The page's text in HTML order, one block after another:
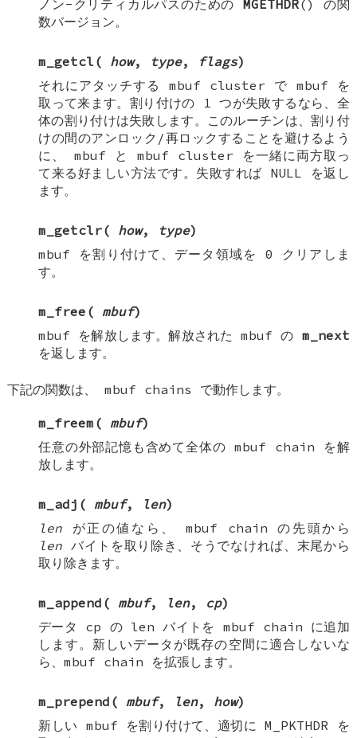
ノン-クリティカルパスのための MGETHDR() の関
数バージョン。
m_getcl ( how, type, flags)
それにアタッチする mbuf cluster で mbuf を
取って来ます。割り付けの 1 つが失敗するなら、全
体の割り付けは失敗します。このルーチンは、割り付
けの間のアンロック/再ロックすることを避けるよう
に、mbuf とmbuf cluster を一緒に両方取っ
て来る好ましい方法です。失敗すれば NULL
を返し
ます。
m_getclr( how, type)
mbuf を割り付けて、データ領域を 0 クリアしま
す。
m_free ( mbuf)
mbuf を解放します。解放されたmbuf の m_next
を返します。
下記の関数は、mbuf chains で動作します。
m_freem ( mbuf)
任意の外部記憶も含めて全体のmbuf chain を解
放します。
m_adj ( mbuf, len)
len が正の値なら、mbuf chain の先頭から
len バイトを取り除き、そうでなければ、末尾から
取り除きます。
m_append ( mbuf, len, cp)
データ cp の len バイトを mbuf chain に追加
します。新しいデータが既存の空間に適合しないな
ら、mbuf chain を拡張します。
m_prepend ( mbuf, len, how)
新しい mbuf を割り付けて、適切にM_PKTHDR を